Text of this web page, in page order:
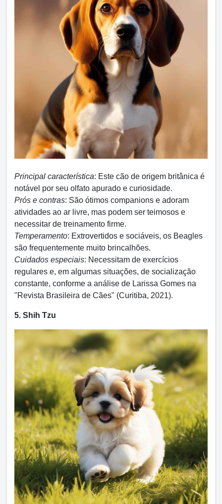
Principal característica: Este cão de origem britânica é
notável por seu olfato apurado e curiosidade.
Prós e contras: São ótimos companions e adoram
atividades ao ar livre, mas podem ser teimosos e
necessitar de treinamento firme.
Temperamento: Extrovertidos e sociáveis, os Beagles
são frequentemente muito brincalhões.
Cuidados especiais: Necessitam de exercícios
regulares e, em algumas situações, de socialização
constante, conforme a análise de Larissa Gomes na
"Revista Brasileira de Cães" (Curitiba, 2021).
5. Shih Tzu